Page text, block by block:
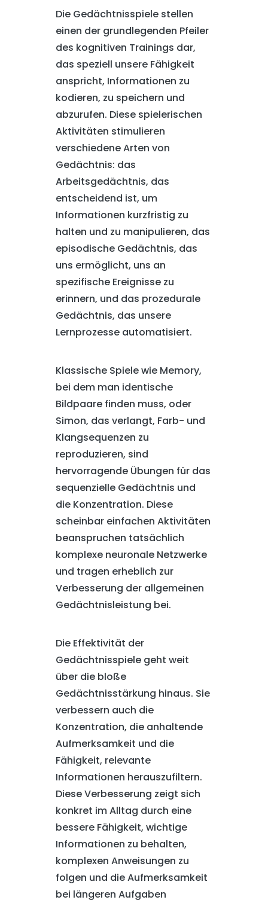
Die Gedächtnisspiele stellen
einen der grundlegenden Pfeiler
des kognitiven Trainings dar,
das speziell unsere Fähigkeit
anspricht, Informationen zu
kodieren, zu speichern und
abzurufen. Diese spielerischen
Aktivitäten stimulieren
verschiedene Arten von
Gedächtnis: das
Arbeitsgedächtnis, das
entscheidend ist, um
Informationen kurzfristig zu
halten und zu manipulieren, das
episodische Gedächtnis, das
uns ermöglicht, uns an
spezifische Ereignisse zu
erinnern, und das prozedurale
Gedächtnis, das unsere
Lernprozesse automatisiert.
Klassische Spiele wie Memory,
bei dem man identische
Bildpaare finden muss, oder
Simon, das verlangt, Farb- und
Klangsequenzen zu
reproduzieren, sind
hervorragende Übungen für das
sequenzielle Gedächtnis und
die Konzentration. Diese
scheinbar einfachen Aktivitäten
beanspruchen tatsächlich
komplexe neuronale Netzwerke
und tragen erheblich zur
Verbesserung der allgemeinen
Gedächtnisleistung bei.
Die Effektivität der
Gedächtnisspiele geht weit
über die bloße
Gedächtnisstärkung hinaus. Sie
verbessern auch die
Konzentration, die anhaltende
Aufmerksamkeit und die
Fähigkeit, relevante
Informationen herauszufiltern.
Diese Verbesserung zeigt sich
konkret im Alltag durch eine
bessere Fähigkeit, wichtige
Informationen zu behalten,
komplexen Anweisungen zu
folgen und die Aufmerksamkeit
bei längeren Aufgaben